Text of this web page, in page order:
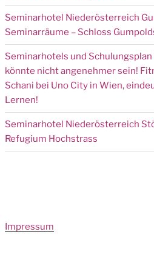
Seminarhotel Niederösterreich
Seminarräume – Schloss
Seminarhotels und
könnte nicht angenehmer sein!
Schani bei Uno City in Wien,
Lernen!
Seminarhotel Niederösterreich
Refugium Hochstrass
Impressum